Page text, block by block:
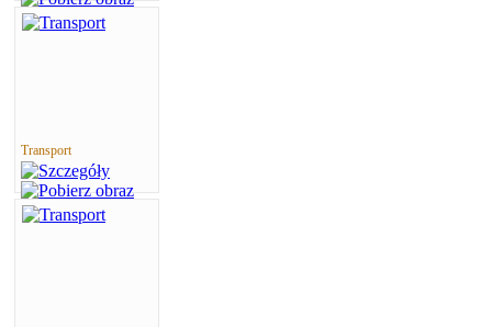
Transport